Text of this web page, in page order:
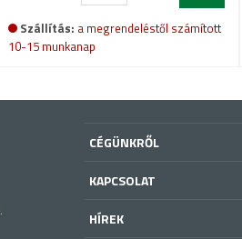
Szállítás: a megrendeléstől számított
10-15 munkanap
CÉGÜNKRŐL
KAPCSOLAT
HÍREK